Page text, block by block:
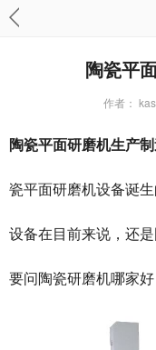
陶瓷平
作者：
陶瓷平面研磨机生产
瓷平面研磨机设备诞
设备在目前来说，还
要问 陶瓷研磨机哪家好